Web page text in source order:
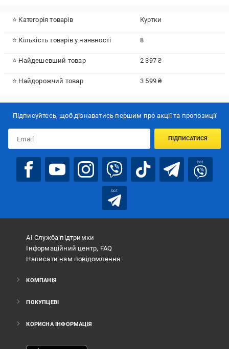
⭐ Категорія товарів Куртки
⭐ Кількість товарів у наявності 8
⭐ Найдешевший товар 2 397 ₴
⭐ Найдорожчий товар 3 599 ₴
Підписуйтесь, щоб дізнаватись першим про акції та пропозиції
ПІДПИСАТИСЯ
bot
bot
АІ Служба підтримки
Інформаційний центр, FAQ
Написати нам повідомлення
КОМПАНІЯ
ПОКУПЦЕВІ
КОРИСНА ІНФОРМАЦІЯ